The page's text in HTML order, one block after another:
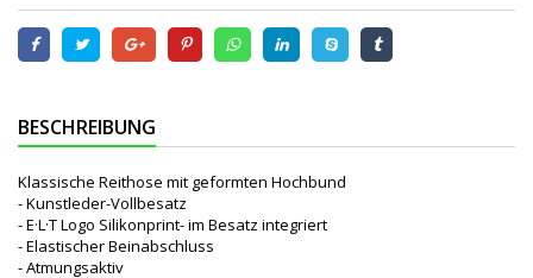
BESCHREIBUNG
Klassische Reithose mit geformten Hochbund
- Kunstleder-Vollbesatz
- E·L·T Logo Silikonprint- im Besatz integriert
- Elastischer Beinabschluss
- Atmungsaktiv